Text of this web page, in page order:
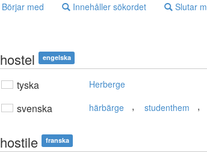
Börjar med Innehåller sökordet Slutar
hostel engelska
tyska Herberge
svenska härbärge , studenthem ,
hostile franska